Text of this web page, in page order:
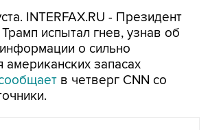
о сильно
американских запасах
сообщаетв четверг CNN со